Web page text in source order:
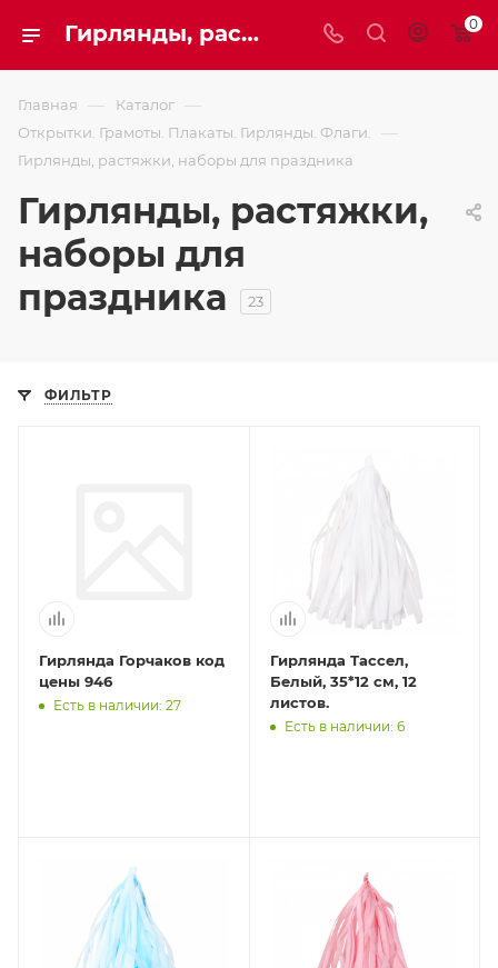
Гирлянды, растяжки, наборы для праздника 0
Главная — Каталог —
Открытки. Грамоты. Плакаты. Гирлянды. Флаги. —
Гирлянды, растяжки, наборы для праздника
Гирлянды, растяжки,
наборы для
праздника
23
ФИЛЬТР
Гирлянда Горчаков код
цены 946
Есть в наличии: 27
Гирлянда Тассел,
Белый, 35*12 см, 12
листов.
Есть в наличии: 6